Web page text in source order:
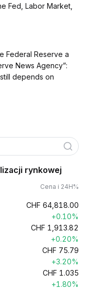
Fed, Labor Market,
Federal Reserve a
News Agency”:
depends on
rynkowej
Cena i 24H%
CHF 64,818.00
+0.10%
CHF 1,913.82
+0.20%
CHF 75.79
+3.20%
CHF 1.035
+1.80%